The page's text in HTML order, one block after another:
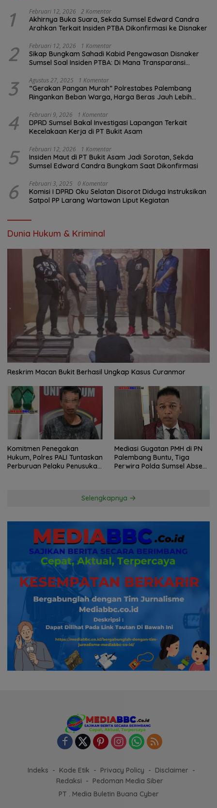
1 Februari 12, 2026 2 Komentar
Akhirnya Buka Suara, Sekda Sumsel Edward Candra
Arahkan Terkait Insiden PTBA Dikonfirmasi ke Disnaker
2 Februari 12, 2026 1 Komentar
Sikap Bungkam Sahadi Kabid Pengawasan Disnaker
Sumsel Soal Insiden PTBA: Di Mana Transparansi
3 Agustus 27, 2025 1 Komentar
“Gerakan Pangan Murah” Polrestabes Palembang
Ringankan Beban Warga, Harga Beras Jauh Lebih
4 Februari 9, 2026 1 Komentar
DPRD Sumsel Bakal Investigasi Lapangan Terkait
Kecelakaan Kerja di PT Bukit Asam
5 Februari 12, 2026 1 Komentar
Insiden Maut di PT Bukit Asam Jadi Sorotan, Sekda
Sumsel Edward Candra Bungkam Saat Dikonfirmasi
6 Februari 3, 2025 0 Komentar
Komisi I DPRD Oku Selatan Disorot Diduga Instruksikan
Satpol PP Larang Wartawan Liput Kegiatan
Dunia Hukum & Kriminal
Reskrim Macan Bukit Berhasil Ungkap Kasus Curanmor
Komitmen Penegakan
Hukum, Polres PALI Tuntaskan
Perburuan Pelaku Penusukan
Mediasi Gugatan PMH di PN
Palembang Buntu, Tiga
Perwira Polda Sumsel Absen,
Selengkapnya
Indeks Kode Etik Privacy Policy
Disclaimer
Redaksi
Pedoman Media Siber
PT . Media Buletin Buana Cyber